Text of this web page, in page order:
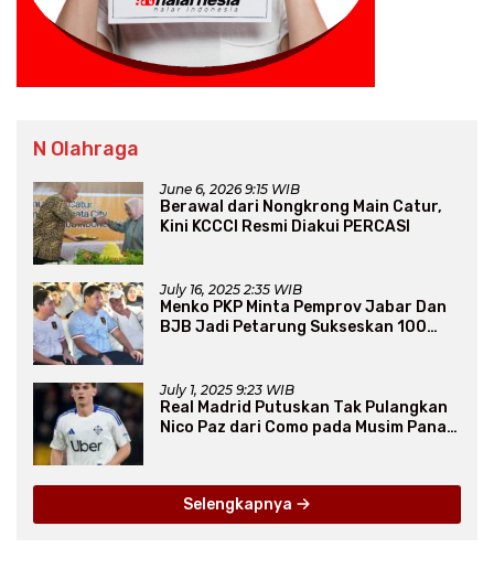
N Olahraga
June 6, 2026 9:15 WIB
Berawal dari Nongkrong Main Catur,
Kini KCCCI Resmi Diakui PERCASI
July 16, 2025 2:35 WIB
Menko PKP Minta Pemprov Jabar Dan
BJB Jadi Petarung Sukseskan 100
July 1, 2025 9:23 WIB
Real Madrid Putuskan Tak Pulangkan
Nico Paz dari Como pada Musim Panas
Selengkapnya